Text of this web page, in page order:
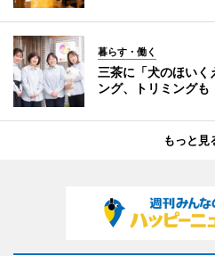
暮らす・働く
三茶に「犬のほい
ング、トリミングも
もっと見